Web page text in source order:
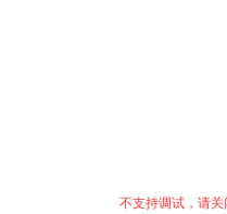
不支持调试，请